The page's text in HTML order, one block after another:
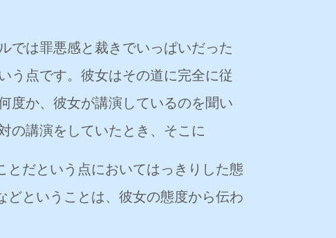
では罪悪感と裁きでいっぱいだった
う点です。彼女はその道に完全に従
度か、彼女が講演しているのを聞い
の講演をしていたとき、そこに
だという点においてはっきりした態
ということは、彼女の態度から伝わ